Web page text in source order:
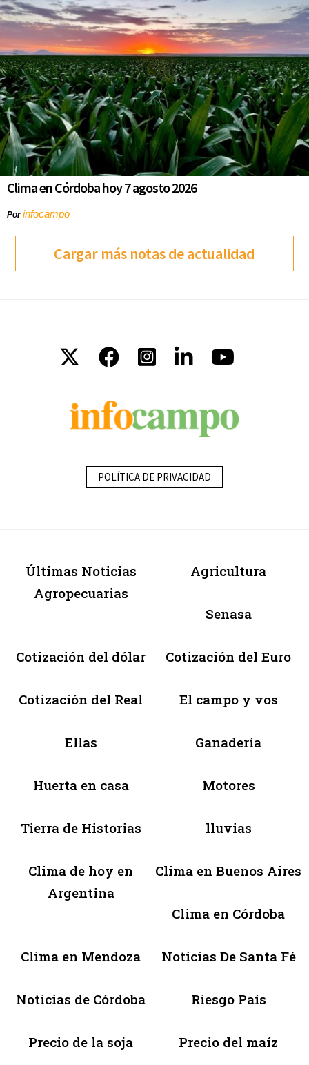
Clima en Córdoba hoy 7 agosto 2026
Porinfocampo
Cargar más notas de actualidad
POLÍTICA DE PRIVACIDAD
Últimas Noticias
Agropecuarias
Agricultura
Senasa
Cotización del dólar Cotización del Euro
Cotización del Real El campo y vos
Ellas Ganadería
Huerta en casa Motores
Tierra de Historias lluvias
Clima de hoy en
Argentina
Clima en Buenos Aires
Clima en Córdoba
Clima en Mendoza Noticias De Santa Fé
Noticias de Córdoba Riesgo País
Precio de la soja Precio del maíz